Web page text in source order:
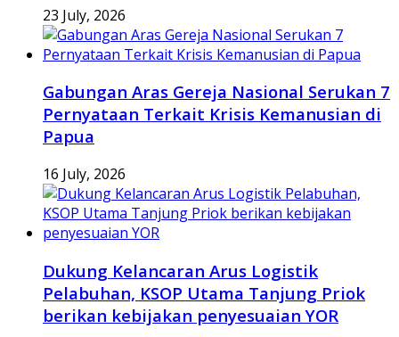
23 July, 2026
Gabungan Aras Gereja Nasional Serukan 7
Pernyataan Terkait Krisis Kemanusian di
Papua
16 July, 2026
Dukung Kelancaran Arus Logistik
Pelabuhan, KSOP Utama Tanjung Priok
berikan kebijakan penyesuaian YOR